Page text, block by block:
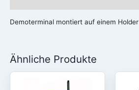
Demoterminal montiert auf einem Holder
Ähnliche Produkte